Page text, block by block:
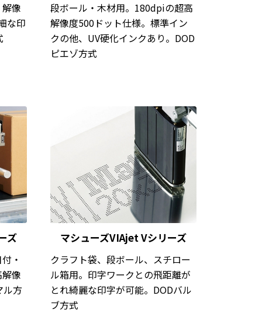
像
な印
段ボール・木材用。180dpiの超高
解像度500ドット仕様。標準イン
クの他、UV硬化インクあり。DOD
ピエゾ方式
ズ
・
像
ル方
マシューズVIAjet Vシリーズ
クラフト袋、段ボール、スチロー
ル箱用。印字ワークとの飛距離が
とれ綺麗な印字が可能。DODバル
ブ方式